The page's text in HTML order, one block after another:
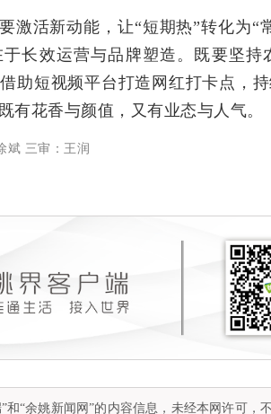
激活新动能，让“短期热”转化为
长效运营与品牌塑造。既要坚
助短视频平台打造网红打卡点，
有花香与颜值，又有业态与人气。
斌 三审：王润
和“余姚新闻网”的内容信息，未经本网许可